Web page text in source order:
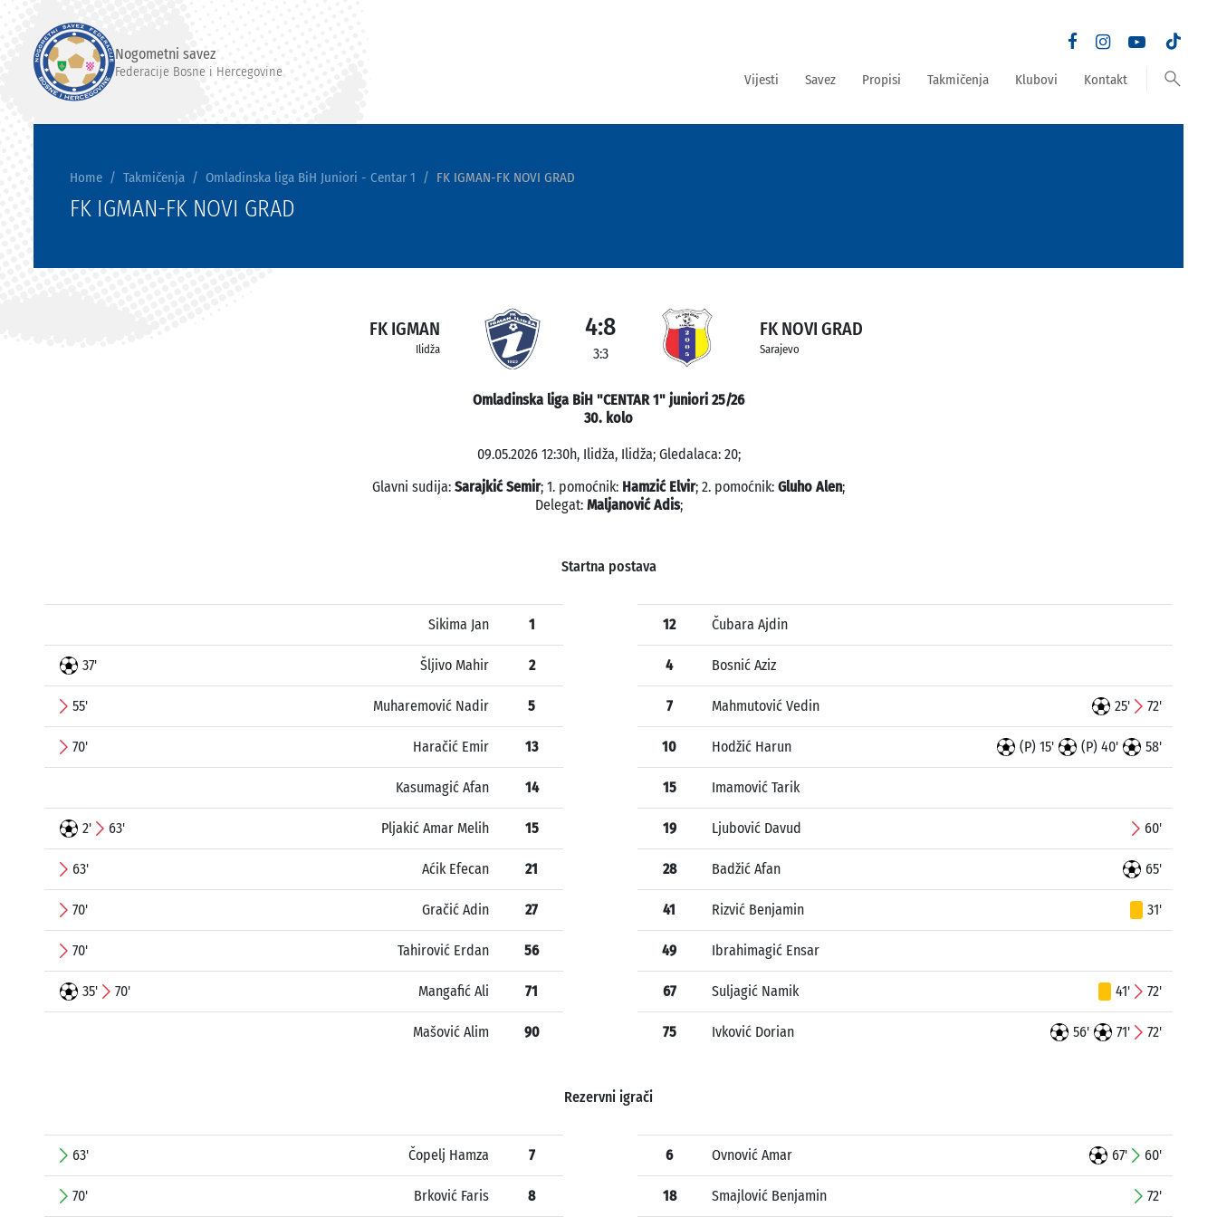
Nogometni savez
Federacije Bosne i Hercegovine Vijesti Savez Propisi Takmičenja Klubovi Kontakt search
Home Takmičenja Omladinska liga BiH Juniori - Centar 1 FK IGMAN-FK NOVI GRAD
FK IGMAN-FK NOVI GRAD
FK IGMAN
Ilidža
4:8
3:3
FK NOVI GRAD
Sarajevo
Omladinska liga BiH "CENTAR 1" juniori 25/26
30. kolo
09.05.2026 12:30h, Ilidža, Ilidža; Gledalaca: 20;
Glavni sudija: Sarajkić Semir; 1. pomoćnik: Hamzić Elvir; 2. pomoćnik: Gluho Alen;
Delegat: Maljanović Adis;
Startna postava
Sikima Jan 1
37' Šljivo Mahir 2
55' Muharemović Nadir 5
70' Haračić Emir 13
Kasumagić Afan 14
2' 63' Pljakić Amar Melih 15
63' Aćik Efecan 21
70' Gračić Adin 27
70' Tahirović Erdan 56
35' 70' Mangafić Ali 71
Mašović Alim 90
12 Čubara Ajdin
4 Bosnić Aziz
7 Mahmutović Vedin 25' 72'
10 Hodžić Harun (P) 15' (P) 40' 58'
15 Imamović Tarik
19 Ljubović Davud 60'
28 Badžić Afan 65'
41 Rizvić Benjamin 31'
49 Ibrahimagić Ensar
67 Suljagić Namik 41' 72'
75 Ivković Dorian 56' 71' 72'
Rezervni igrači
63' Čopelj Hamza 7
70' Brković Faris 8
6 Ovnović Amar 67' 60'
18 Smajlović Benjamin 72'